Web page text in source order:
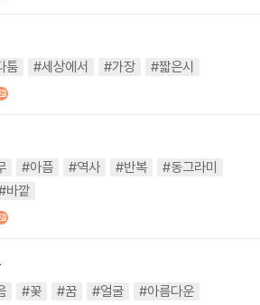
툼 #세상에서 #가장 #짧은시
#아픔 #역사 #반복
#동그라미
바깥
#꽃 #꿈 #얼굴
#아름다운